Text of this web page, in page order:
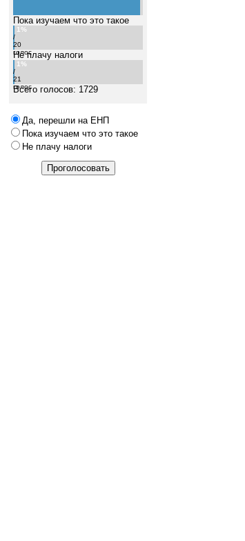
Пока изучаем что это такое
1%
/
20
голос
Не плачу налоги
1%
/
21
голос
Всего голосов: 1729
Да, перешли на ЕНП
Пока изучаем что это такое
Не плачу налоги